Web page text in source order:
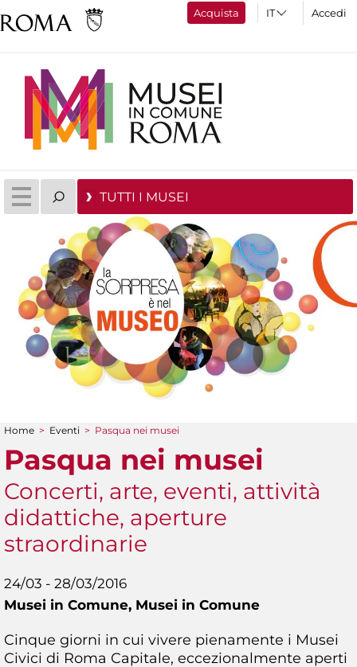
Acquista Accedi
TUTTI I MUSEI
Tu sei qui
Home > Eventi > Pasqua nei musei
Pasqua nei musei
Concerti, arte, eventi, attività
didattiche, aperture
straordinarie
24/03 - 28/03/2016
Musei in Comune, Musei in Comune
Cinque giorni in cui vivere pienamente i Musei
Civici di Roma Capitale, eccezionalmente aperti